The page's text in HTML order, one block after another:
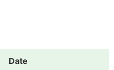
Date